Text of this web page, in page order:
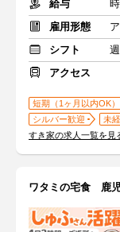
給与
雇用形態
シフト
アクセス
短期（1ヶ月以内OK）
シルバー歓迎
未
すき家の求人一覧を見
ワタミの宅食 鹿児